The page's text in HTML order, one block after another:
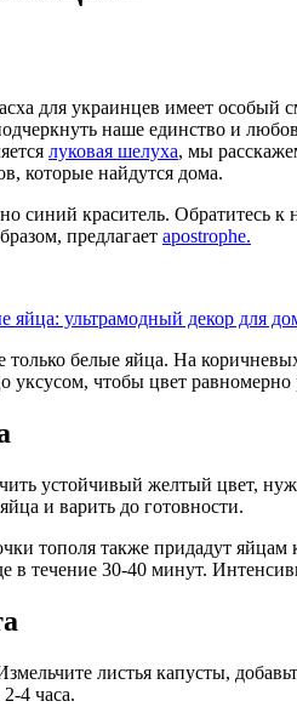
наше единство и
луковая шелуха, мы
которые найдутся дома.
синий краситель. Обратитесь
предлагает apostrophe.
яйца: ультрамодный декор для
белые яйца. На
уксусом, чтобы цвет равномерно
устойчивый желтый цвет,
и варить до готовности.
тополя также придадут
в течение 30-40 минут.
листья капусты,
4 часа.